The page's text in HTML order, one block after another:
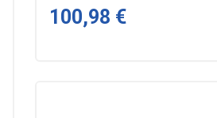
100,98 €